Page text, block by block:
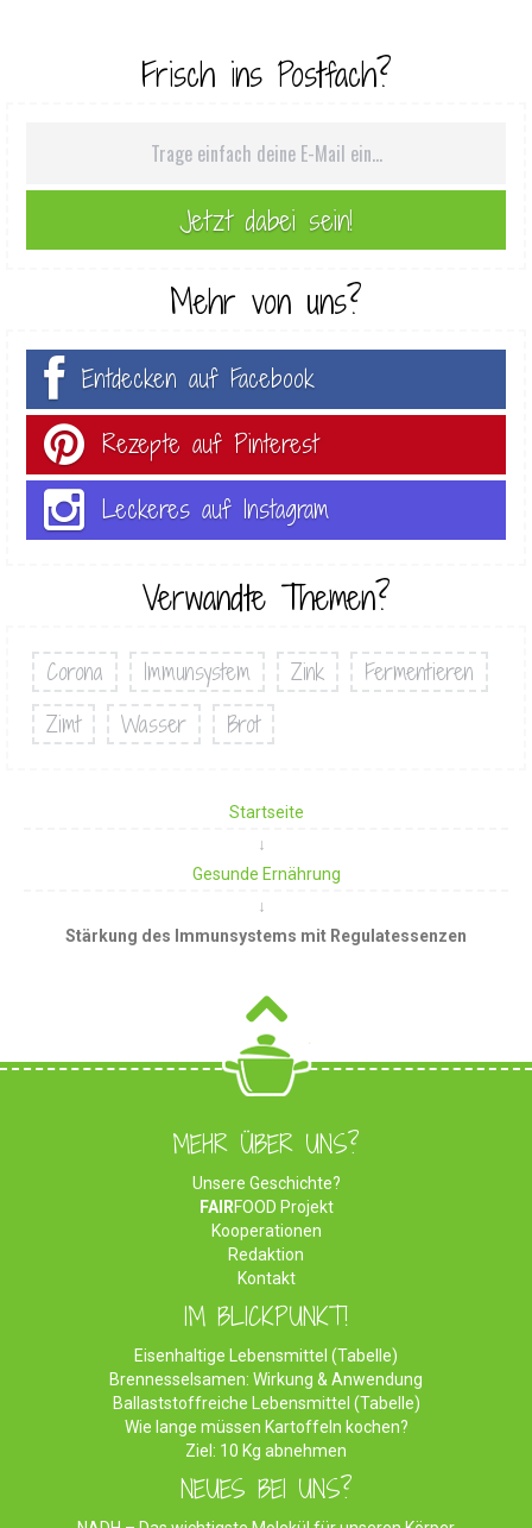
Frisch ins Postfach?
Mehr von uns?
Entdecken auf Facebook
Rezepte auf Pinterest
Leckeres auf Instagram
Verwandte Themen?
Corona Immunsystem Zink
Fermentieren
Zimt
Wasser Brot
Startseite
Gesunde Ernährung
Stärkung des Immunsystems mit Regulatessenzen
MEHR ÜBER UNS?
Unsere Geschichte?
FAIRFOOD Projekt
Kooperationen
Redaktion
Kontakt
IM BLICKPUNKT!
Eisenhaltige Lebensmittel (Tabelle)
Brennesselsamen: Wirkung & Anwendung
Ballaststoffreiche Lebensmittel (Tabelle)
Wie lange müssen Kartoffeln kochen?
Ziel: 10 Kg abnehmen
NEUES BEI UNS?